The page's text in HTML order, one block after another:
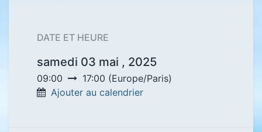
DATE ET HEURE
samedi 03 mai , 2025
09:00 17:00 (Europe/Paris)
Ajouter au calendrier